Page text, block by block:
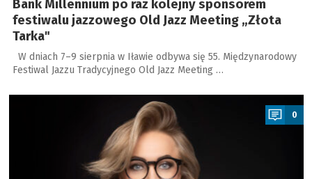
Bank Millennium po raz kolejny sponsorem
festiwalu jazzowego Old Jazz Meeting „Złota
Tarka"
W dniach 7–9 sierpnia w Iławie odbywa się 55. Międzynarodowy
Festiwal Jazzu Tradycyjnego Old Jazz Meeting …
a
0